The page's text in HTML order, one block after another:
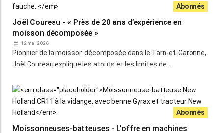
Joël Coureau - « Près de 20 ans d’expérience en
moisson décomposée »
12 mai 2026
Pionnier de la moisson décomposée dans le Tarn-et-Garonne,
Joël Coureau explique les atouts et les limites de…
Moissonneuses-batteuses - L'offre en machines